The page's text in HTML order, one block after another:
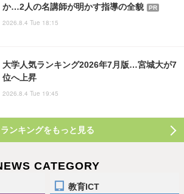
か…2人の名講師が明かす指導の全貌
PR
2026.8.4 Tue 18:15
大学人気ランキング2026年7月版…宮城大が7
位へ上昇
2026.8.4 Tue 19:45
ランキングをもっと見る
CATEGORY
教育ICT